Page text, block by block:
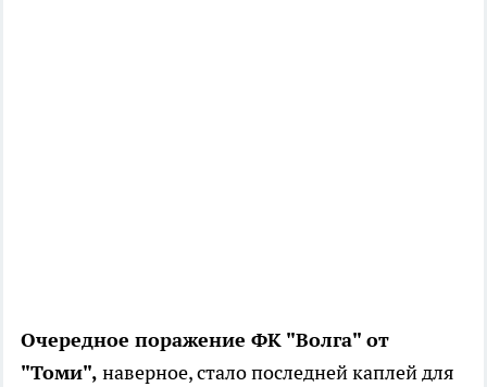
Очередное поражение ФК "Волга" от
"Томи", наверное, стало последней каплей для